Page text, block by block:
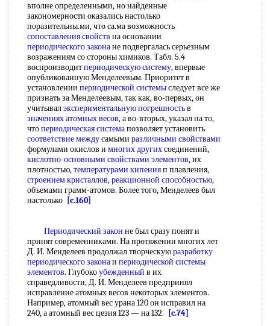
вполне определенными, но найденные
закономерности оказались настолько
поразительны.ми, что са.ма возможность
сопоставления свойств на основании
периодического законане подвергалась серьезным
возражениям со стороны химиков. Табл. 5.4
воспроизводитпериодическую систему, впервые
опубликованную Менделеевым. Приоритет в
установлении периодической системыследует все же
признать за Менделеевым, так как, во-первых, он
учитывалэкспериментальную погрешностьв
значениях атомных весов, а во-вторых, указал на то,
чтопериодическая системапозволяет установить
соответствие междусамыми различными свойствами
формулами окислов и многих другихсоединений,
кислотно-основными свойствами элементов, их
плотностью,температурами кипенияп плавления,
строением кристаллов,реакционной способностью,
объемами грамм-атомов. Более того, Менделеев был
настолько [c.160]
Периодический закон не был сразу понят и
принят современниками. На протяжении многих лет
Д. И. Менделеев продолжал творческуюразработку
периодического законаи периодической системы
элементов. Глубокоубежденный в их
справедливости, Д. И. Менделеев предпринял
исправление атомных весов некоторых элементов.
Например, атомный вес урана 120 он исправил на
240, а атомный вес цезия 123 — на 132.
[c.74]